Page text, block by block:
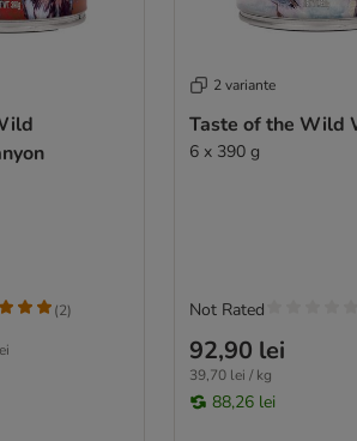
(2)
2 variante
Taste of the Wild
6 x 390 g
92,90 lei
39,70 lei / kg
88,26 lei
Not Rated